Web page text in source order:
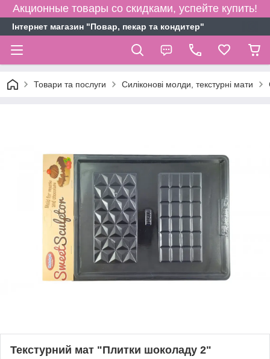
Акционные товары со скидками, успейте купить!
Інтернет магазин "Повар, пекар та кондитер"
Товари та послуги Силіконові молди, текстурні мати
Текстурний мат "Плитки шоколаду 2"